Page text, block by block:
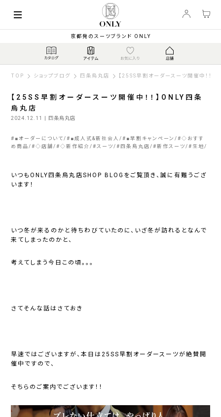
京都発のスーツブランド ONLY
TOP ショップブログ 四条烏丸店 【25SS早割オーダースーツ開催中！！
【25SS早割オーダースーツ開催中！！】ONLY四条
烏丸店
2024.12.11 | 四条烏丸店
# ■オーダーについて # ■成人式&新社会人 # ■早割キャンペーン #◇おすす
め商品 #◇店舗 #◇新作紹介 # スーツ # 四条烏丸店 #新作スーツ # 生地
いつもONLY四条烏丸店SHOP BLOGをご覧頂き、誠に有難うござ
います！
いつ冬が来るのかと待ちわびていたのに、いざ冬が訪れるとなんで
来てしまったのかと、
考えてしまう今日この頃。。。
さてそんな話はさておき
早速ではございますが、本日は25SS早割オーダースーツが絶賛開
催中ですので、
そちらのご案内でございます！！